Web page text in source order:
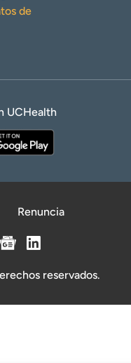
de
UCHealth
Renuncia
reservados.